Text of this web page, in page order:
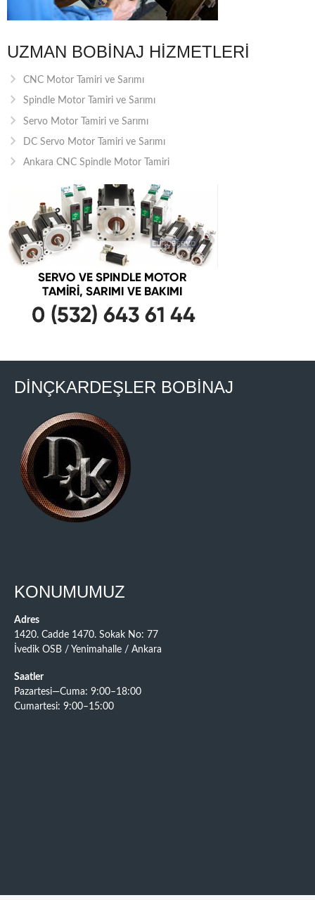
UZMAN BOBINAJ HIZMETLERI
CNC Motor Tamiri ve Sarımı
Spindle Motor Tamiri ve Sarımı
Servo Motor Tamiri ve Sarımı
DC Servo Motor Tamiri ve Sarımı
Ankara CNC Spindle Motor Tamiri
DİNÇKARDEŞLER BOBİNAJ
KONUMUMUZ
Adres
1420. Cadde 1470. Sokak No: 77
İvedik OSB / Yenimahalle / Ankara
Saatler
Pazartesi—Cuma: 9:00–18:00
Cumartesi: 9:00–15:00